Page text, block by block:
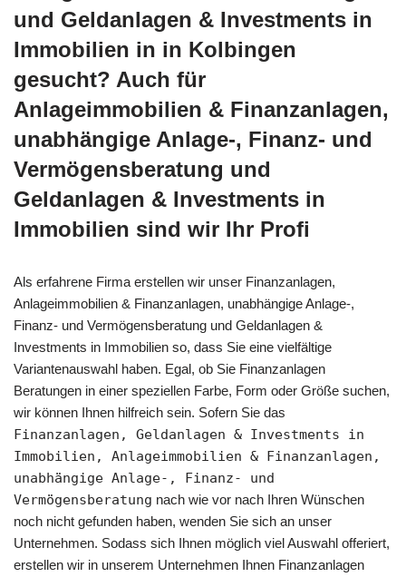
und Geldanlagen & Investments in
Immobilien in in Kolbingen
gesucht? Auch für
Anlageimmobilien & Finanzanlagen,
unabhängige Anlage-, Finanz- und
Vermögensberatung und
Geldanlagen & Investments in
Immobilien sind wir Ihr Profi
Als erfahrene Firma erstellen wir unser Finanzanlagen,
Anlageimmobilien & Finanzanlagen, unabhängige Anlage-,
Finanz- und Vermögensberatung und Geldanlagen &
Investments in Immobilien so, dass Sie eine vielfältige
Variantenauswahl haben. Egal, ob Sie Finanzanlagen
Beratungen in einer speziellen Farbe, Form oder Größe suchen,
wir können Ihnen hilfreich sein. Sofern Sie das
Finanzanlagen, Geldanlagen & Investments in
Immobilien, Anlageimmobilien & Finanzanlagen,
unabhängige Anlage-, Finanz- und
Vermögensberatung nach wie vor nach Ihren Wünschen
noch nicht gefunden haben, wenden Sie sich an unser
Unternehmen. Sodass sich Ihnen möglich viel Auswahl offeriert,
erstellen wir in unserem Unternehmen Ihnen Finanzanlagen